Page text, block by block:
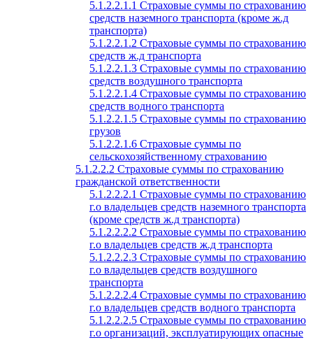
5.1.2.2.1.1 Страховые суммы по страхованию
средств наземного транспорта (кроме ж.д
транспорта)
5.1.2.2.1.2 Страховые суммы по страхованию
средств ж.д транспорта
5.1.2.2.1.3 Страховые суммы по страхованию
средств воздушного транспорта
5.1.2.2.1.4 Страховые суммы по страхованию
средств водного транспорта
5.1.2.2.1.5 Страховые суммы по страхованию
грузов
5.1.2.2.1.6 Страховые суммы по
сельскохозяйственному страхованию
5.1.2.2.2 Страховые суммы по страхованию
гражданской ответственности
5.1.2.2.2.1 Страховые суммы по страхованию
г.о владельцев средств наземного транспорта
(кроме средств ж.д транспорта)
5.1.2.2.2.2 Страховые суммы по страхованию
г.о владельцев средств ж.д транспорта
5.1.2.2.2.3 Страховые суммы по страхованию
г.о владельцев средств воздушного
транспорта
5.1.2.2.2.4 Страховые суммы по страхованию
г.о владельцев средств водного транспорта
5.1.2.2.2.5 Страховые суммы по страхованию
г.о организаций, эксплуатирующих опасные